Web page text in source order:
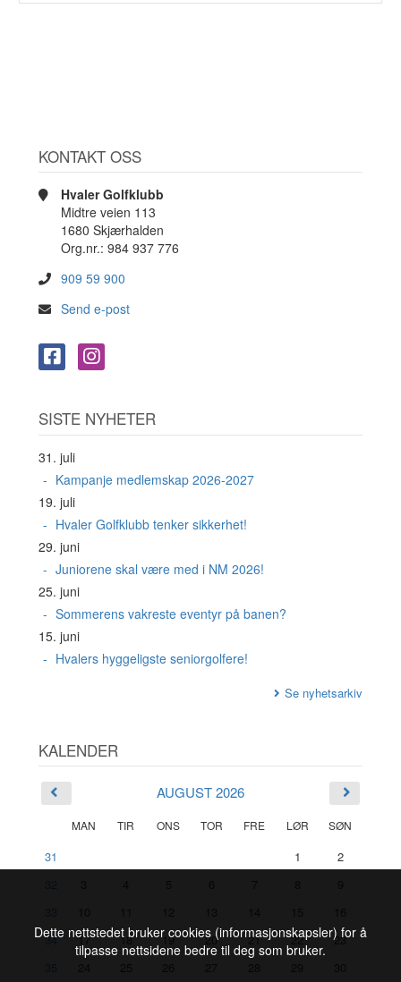
KONTAKT OSS
Hvaler Golfklubb
Midtre veien 113
1680 Skjærhalden
Org.nr.: 984 937 776
909 59 900
Send e-post
SISTE NYHETER
31. juli
Kampanje medlemskap 2026-2027
19. juli
Hvaler Golfklubb tenker sikkerhet!
29. juni
Juniorene skal være med i NM 2026!
25. juni
Sommerens vakreste eventyr på banen?
15. juni
Hvalers hyggeligste seniorgolfere!
Se nyhetsarkiv
KALENDER
AUGUST 2026
MAN TIR ONS TOR FRE LØR SØN
31 1
2
34
17 18 19 20 21 22
23
Dette nettstedet bruker cookies (informasjonskapsler) for å
tilpasse nettsidene bedre til deg som bruker.